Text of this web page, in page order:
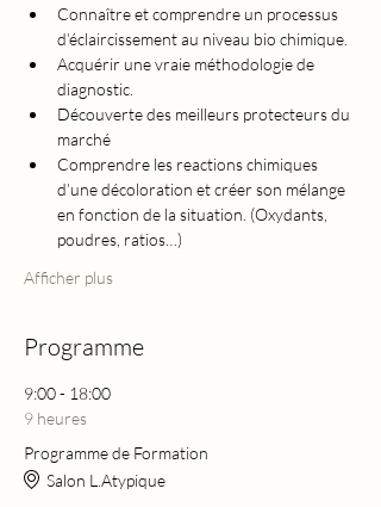
Connaître et comprendre un processus
d’éclaircissement au niveau bio chimique.
Acquérir une vraie méthodologie de
diagnostic.
Découverte des meilleurs protecteurs du
marché
Comprendre les reactions chimiques
d’une décoloration et créer son mélange
en fonction de la situation. (Oxydants,
poudres, ratios…)
Afficher plus
Programme
9:00 - 18:00
9 heures
Programme de Formation
Salon L.Atypique